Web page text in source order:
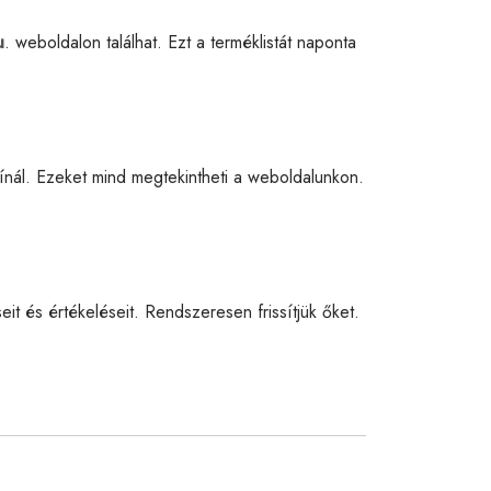
. weboldalon találhat. Ezt a terméklistát naponta
Ezeket mind megtekintheti a weboldalunkon.
és értékeléseit. Rendszeresen frissítjük őket.